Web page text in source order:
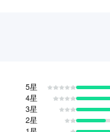
5星
4星
3星
2星